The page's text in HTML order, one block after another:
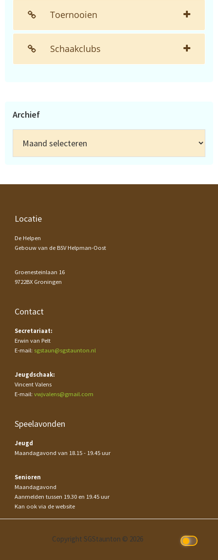
Toernooien
Schaakclubs
Archief
Footer
Locatie
De Helpen
Gebouw van de BSV Helpman-Oost
Groenesteinlaan 16
9722BX Groningen
Contact
Secretariaat:
Erwin van Pelt
E-mail: sgstaun@sgstaunton.nl
Jeugdschaak:
Vincent Valens
E-mail: vwjvalens@gmail.com
Speelavonden
Jeugd
Maandagavond van 18.15 - 19.45 uur
Senioren
Maandagavond
Aanmelden tussen 19.30 en 19.45 uur
Kan ook via de website
Copyright SGStaunton © 2026